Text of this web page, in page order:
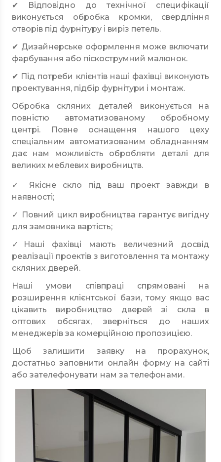
✔ Відповідно до технічної специфікації
виконується обробка кромки, свердління
отворів під фурнітуру і виріз петель.
✔ Дизайнерське оформлення може включати
фарбування або піскострумний малюнок.
✔ Під потреби клієнтів наші фахівці виконують
проектування, підбір фурнітури і монтаж.
Обробка скляних деталей виконується на
повністю автоматизованому обробному
центрі. Повне оснащення нашого цеху
спеціальним автоматизованим обладнанням
дає нам можливість обробляти деталі для
великих меблевих виробництв.
✓ Якісне скло під ваш проект завжди в
наявності;
✓ Повний цикл виробництва гарантує вигідну
для замовника вартість;
✓Наші фахівці мають величезний досвід
реалізації проектів з виготовлення та монтажу
скляних дверей.
Наші умови співпраці спрямовані на
розширення клієнтської бази, тому якщо вас
цікавить виробництво дверей зі скла в
оптових обсягах, зверніться до наших
менеджерів за комерційною пропозицією.
Щоб залишити заявку на прорахунок,
достатньо заповнити онлайн форму на сайті
або зателефонувати нам за телефонами.